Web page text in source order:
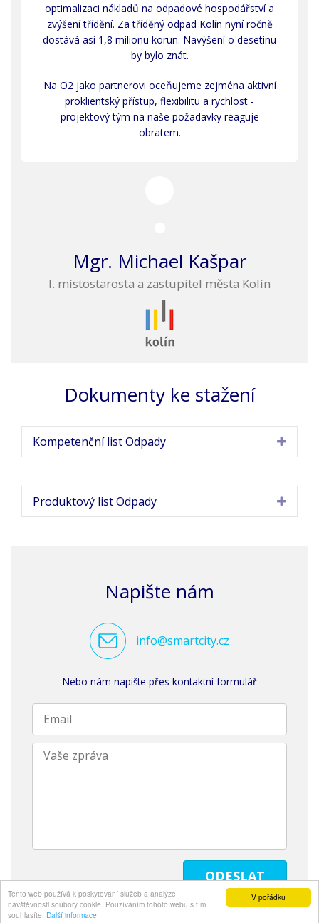
V pořádku
Tento web používá k poskytování služeb a analýze
návštěvnosti soubory cookie. Používáním tohoto webu s tím
souhlasíte. Další informace
optimalizaci nákladů na odpadové hospodářství a
zvýšení třídění. Za tříděný odpad Kolín nyní ročně
dostává asi 1,8 milionu korun. Navýšení o desetinu
by bylo znát.
Na O2 jako partnerovi oceňujeme zejména aktivní
proklientský přístup, flexibilitu a rychlost -
projektový tým na naše požadavky reaguje
obratem.
Mgr. Michael Kašpar
I. místostarosta a zastupitel města Kolín
Dokumenty ke stažení
Kompetenční list Odpady
Produktový list Odpady
Napište nám
info@smartcity.cz
Nebo nám napište přes kontaktní formulář